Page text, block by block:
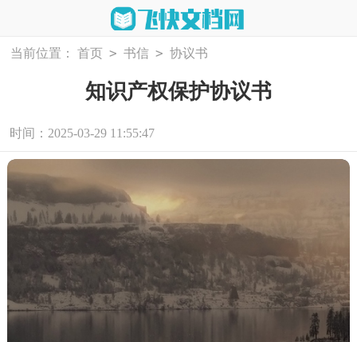
当前位置： 首页 > 书信 > 协议书
知识产权保护协议书
时间：2025-03-29 11:55:47